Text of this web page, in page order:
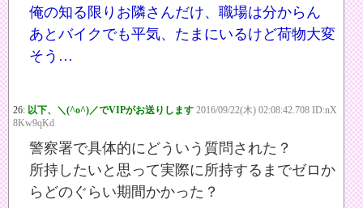
俺の知る限りお隣さんだけ、職場は分からん
あとバイクでも平気、たまにいるけど荷物大変
そう…
26: 以下、＼(^o^)／でVIPがお送りします 2016/09/22(木) 02:08:42.708 ID:nX
8Kw9qKd
警察署で具体的にどういう質問された？
所持したいと思って実際に所持するまでゼロか
らどのぐらい期間かかった？